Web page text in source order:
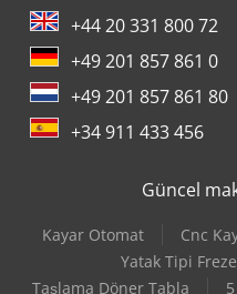
+44 20 331 800 72
+49 201 857 861 0
+49 201 857 861 80
+34 911 433 456
Güncel
Kayar Otomat Cnc
Yatak Tipi
Taşlama Döner Tabla